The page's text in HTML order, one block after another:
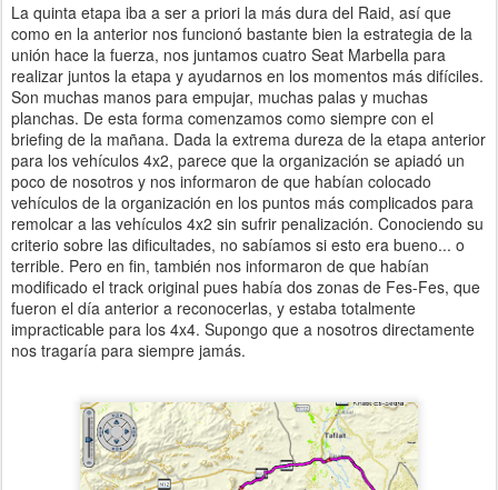
La quinta etapa iba a ser a priori la más dura del Raid, así que
como en la anterior nos funcionó bastante bien la estrategia de la
unión hace la fuerza, nos juntamos cuatro Seat Marbella para
realizar juntos la etapa y ayudarnos en los momentos más difíciles.
Son muchas manos para empujar, muchas palas y muchas
planchas. De esta forma comenzamos como siempre con el
briefing de la mañana. Dada la extrema dureza de la etapa anterior
para los vehículos 4x2, parece que la organización se apiadó un
poco de nosotros y nos informaron de que habían colocado
vehículos de la organización en los puntos más complicados para
remolcar a las vehículos 4x2 sin sufrir penalización. Conociendo su
criterio sobre las dificultades, no sabíamos si esto era bueno... o
terrible. Pero en fin, también nos informaron de que habían
modificado el track original pues había dos zonas de Fes-Fes, que
fueron el día anterior a reconocerlas, y estaba totalmente
impracticable para los 4x4. Supongo que a nosotros directamente
nos tragaría para siempre jamás.